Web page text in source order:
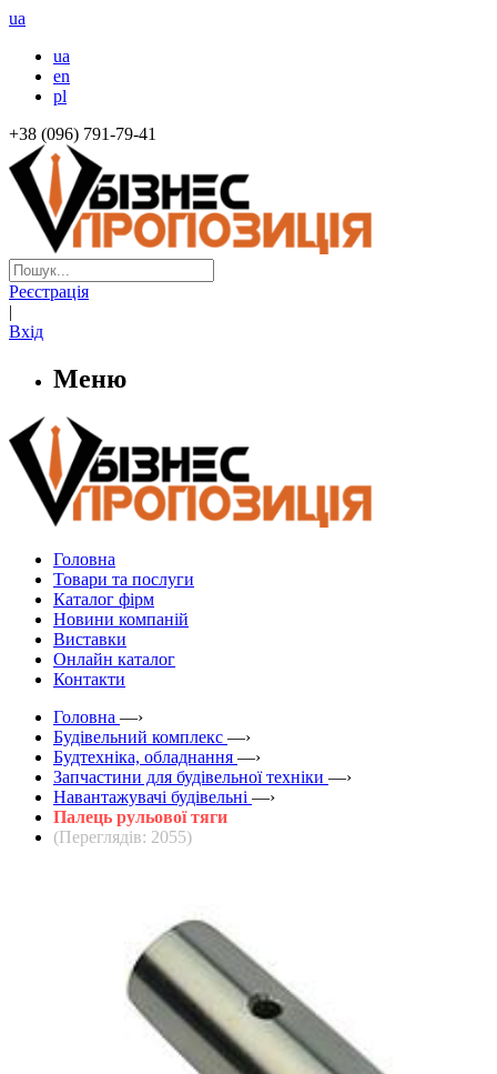
ua
ua
en
pl
+38 (096) 791-79-41
Реєстрація
|
Вхід
Меню
Головна
Товари та послуги
Каталог фірм
Новини компаній
Виставки
Онлайн каталог
Контакти
Головна —›
Будівельний комплекс —›
Будтехніка, обладнання —›
Запчастини для будівельної техніки —›
Навантажувачі будівельні —›
Палець рульової тяги
(Переглядів: 2055)